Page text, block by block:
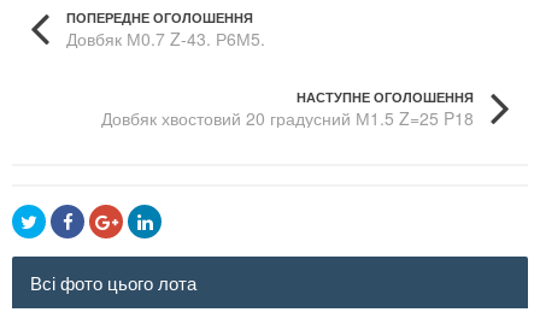
ПОПЕРЕДНЕ ОГОЛОШЕННЯ
Довбяк М0.7 Z-43. Р6М5.
НАСТУПНЕ ОГОЛОШЕННЯ
Довбяк хвостовий 20 градусний М1.5 Z=25 P18
Всі фото цього лота